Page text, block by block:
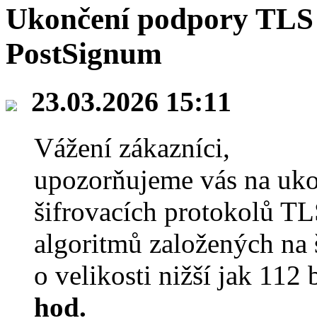
Ukončení podpory
PostSignum
23.03.2026 15:11
Vážení zákazníci,
upozorňujeme vás na
šifrovacích protokolů
algoritmů založených
o velikosti nižší jak 112
hod.